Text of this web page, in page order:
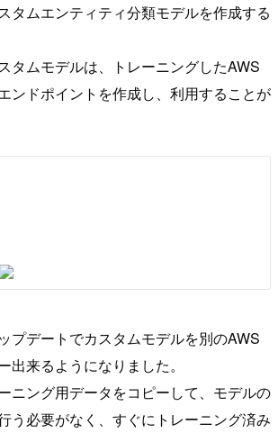
タムエンティティ分類モデルを作成する
タムモデルは、トレーニングしたAWS
ンドポイントを作成し、利用することが
プデートでカスタムモデルを別のAWS
出来るようになりました。
ニング用データをコピーして、モデルの
う必要がなく、すぐにトレーニング済み